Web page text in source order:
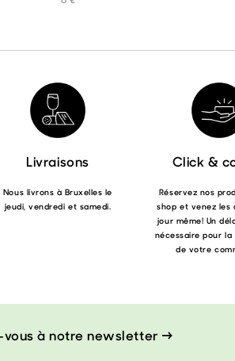
Livraisons
Nous livrons à Bruxelles le
jeudi, vendredi et samedi.
Click &
Réservez nos
shop et venez les
jour même! Un
nécessaire pour
de votre
vous à notre newsletter →